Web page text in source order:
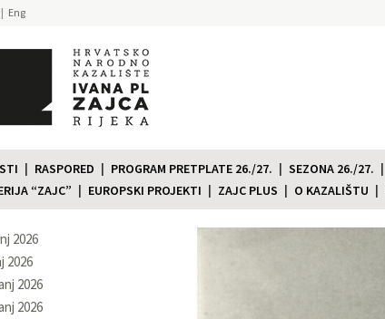
Eng
RASPORED PROGRAM PRETPLATE 26./27. SEZONA 26./27.
“ZAJC”
EUROPSKI PROJEKTI ZAJC PLUS O KAZALIŠTU
2026
2026
2026
2026